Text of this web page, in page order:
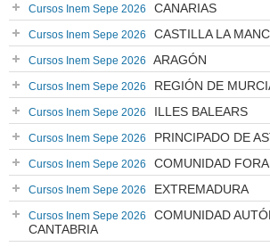
Cursos Inem Sepe 2026 CANARIAS
Cursos Inem Sepe 2026 CASTILLA LA
Cursos Inem Sepe 2026 ARAGÓN
Cursos Inem Sepe 2026 REGIÓN DE
Cursos Inem Sepe 2026 ILLES BALEARS
Cursos Inem Sepe 2026 PRINCIPADO DE
Cursos Inem Sepe 2026 COMUNIDAD
Cursos Inem Sepe 2026 EXTREMADURA
Cursos Inem Sepe 2026
COMUNIDAD
CANTABRIA